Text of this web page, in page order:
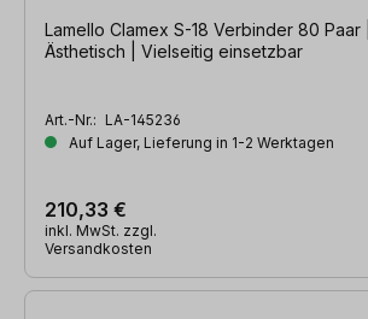
Lamello Clamex S-18 Verbinder 80 Paar | Wiederlösbar |
Ästhetisch | Vielseitig einsetzbar
Art.-Nr.: LA-145236
Auf Lager, Lieferung in 1-2 Werktagen
210,33 €
inkl. MwSt. zzgl.
Versandkosten